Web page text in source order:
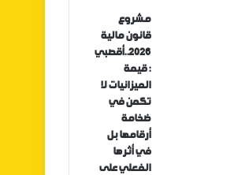
مشروع
قانون مالية
2026..أقصبي
: قيمة
الميزانيات لا
تكمن في
ضخامة
أرقامها بل
في أثرها
الفعلي على